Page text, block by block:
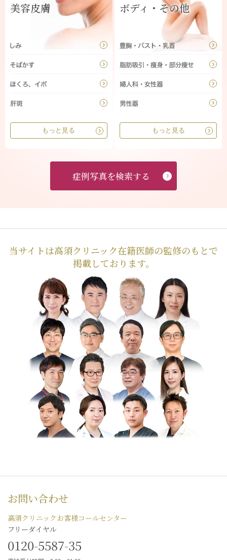
美容皮膚
もっと見る
ボディ・その他
もっと見る
症例写真を検索する
当サイトは高須クリニック在籍医師の監修のもとで
掲載しております。
お問い合わせ
高須クリニックお客様コールセンター
フリーダイヤル
0120-5587-35